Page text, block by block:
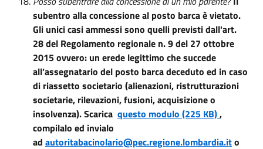
subentro alla concessione al posto barca è vietato.
Gli unici casi ammessi sono quelli previsti dall'art.
28 del Regolamento regionale n. 9 del 27 ottobre
2015 ovvero: un erede legittimo che succede
all’assegnatario del posto barca deceduto ed in caso
di riassetto societario (alienazioni, ristrutturazioni
societarie, rilevazioni, fusioni, acquisizione o
insolvenza). Scarica questo modulo (225 KB),
compilalo ed invialo
ad autoritabacinolario@pec.regione.lombardia.ito